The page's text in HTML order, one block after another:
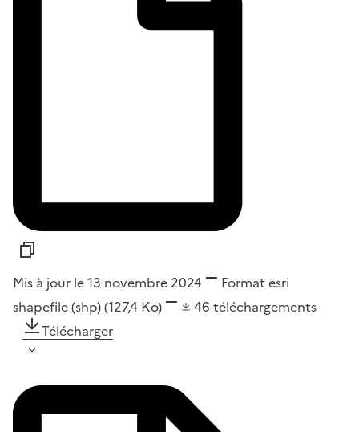
Mis à jour le 13 novembre 2024 Format esri
shapefile (shp)(127,4 Ko) 46 téléchargements
Télécharger